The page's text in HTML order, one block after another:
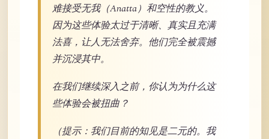
难接受无我（Anatta）和空性的教义。
因为这些体验太过于清晰、真实且充满
法喜，让人无法舍弃。他们完全被震撼
并沉浸其中。
在我们继续深入之前，你认为为什么这
些体验会被扭曲？
（提示：我们目前的知见是二元的。我